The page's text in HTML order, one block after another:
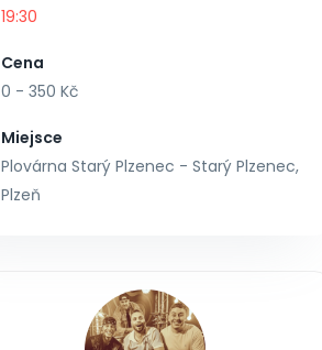
19:30
Cena
0 - 350 Kč
Miejsce
Plovárna Starý Plzenec - Starý Plzenec,
Plzeň